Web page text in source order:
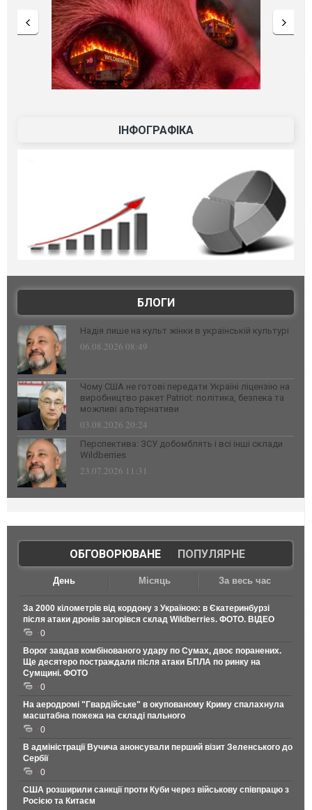
ІНФОГРАФІКА
БЛОГИ
Надія лише на культ жінки в українській культурі
06.08.2026 08:49
Чому США не готові передати Україні ліцензію на
виробництво ракет Patriot: політика, безпека та
можливі альтернативи
03.08.2026 20:24
Перспектива: ЗСУ добомблять і всі інші склади
Wildberries
23.07.2026 11:31
ОБГОВОРЮВАНЕ| ПОПУЛЯРНЕ
День Місяць За весь час
За 2000 кілометрів від кордону з Україною: в Єкатеринбурзі
після атаки дронів загорівся склад Wildberries. ФОТО. ВІДЕО
0
Ворог завдав комбінованого удару по Сумах, двоє поранених.
Ще десятеро постраждали після атаки БПЛА по ринку на
Сумщині. ФОТО
0
На аеродромі "Гвардійське" в окупованому Криму спалахнула
масштабна пожежа на складі пального
0
В адміністрації Вучича анонсували перший візит Зеленського до
Сербії
0
США розширили санкції проти Куби через військову співпрацю з
Росією та Китаєм